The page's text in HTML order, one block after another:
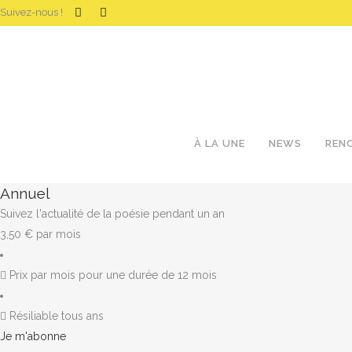
Suivez-nous !
À LA UNE NEWS
Annuel
Suivez l'actualité de la poésie pendant un an
3,50 € par mois
Prix par mois pour une durée de 12 mois
Résiliable tous ans
Je m'abonne